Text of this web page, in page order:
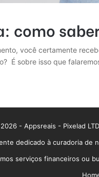
como
você certamente
É sobre isso que
- Appsreais - Pixelad
dedicado à curadoria
serviços financeiros ou